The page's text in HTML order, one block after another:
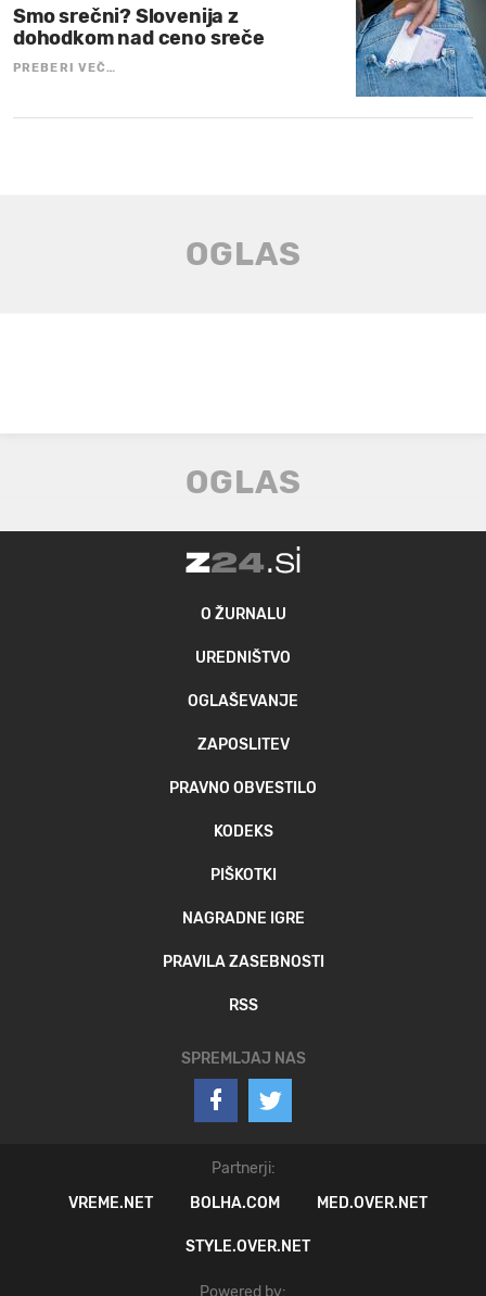
Smo srečni? Slovenija z
dohodkom nad ceno sreče
PREBERI VEČ…
O ŽURNALU
UREDNIŠTVO
OGLAŠEVANJE
ZAPOSLITEV
PRAVNO OBVESTILO
KODEKS
PIŠKOTKI
NAGRADNE IGRE
PRAVILA ZASEBNOSTI
RSS
SPREMLJAJ NAS
Partnerji:
VREME.NET
BOLHA.COM MED.OVER.NET
STYLE.OVER.NET
Powered by: